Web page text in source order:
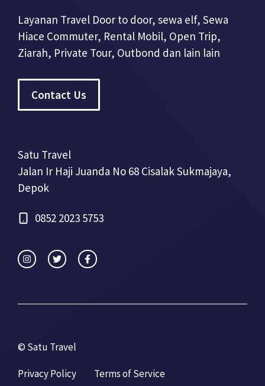
Layanan Travel Door to door, sewa elf, Sewa
Hiace Commuter, Rental Mobil, Open Trip,
Ziarah, Private Tour, Outbond dan lain lain
Contact Us
Satu Travel
Jalan Ir Haji Juanda No 68 Cisalak Sukmajaya,
Depok
0852 2023 5753
© Satu Travel
Privacy Policy Terms of Service